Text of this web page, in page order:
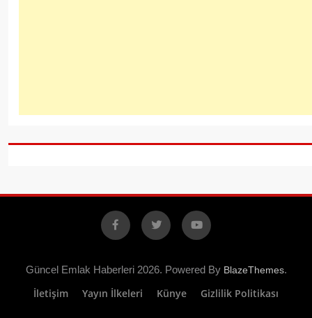
Facebook
X YouTube
Güncel Emlak Haberleri 2026. Powered By BlazeThemes.
İletişim Yayın İlkeleri Künye Gizlilik Politikası